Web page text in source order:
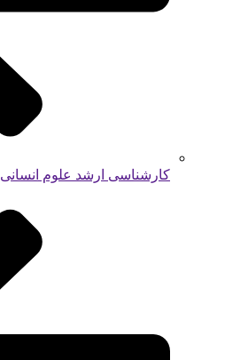
کارشناسی ارشد علوم انسانی